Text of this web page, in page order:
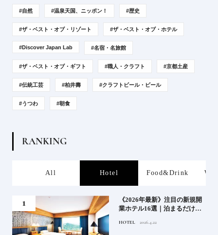
#自然 #温泉天国、ニッポン！ #歴史
#ザ・ベスト・オブ・リゾート #ザ・ベスト・オブ・ホテル
#Discover Japan Lab #名宿・名旅館
#ザ・ベスト・オブ・ギフト #職人・クラフト #京都土産
#伝統工芸 #柏井壽 #クラフトビール・ビール
#うつわ #朝食
RANKING
All Hotel Food&Drink
《2026年最新》注目の新規開
業ホテル16選｜泊まるだけで
ル
HOTEL 2026.4.22